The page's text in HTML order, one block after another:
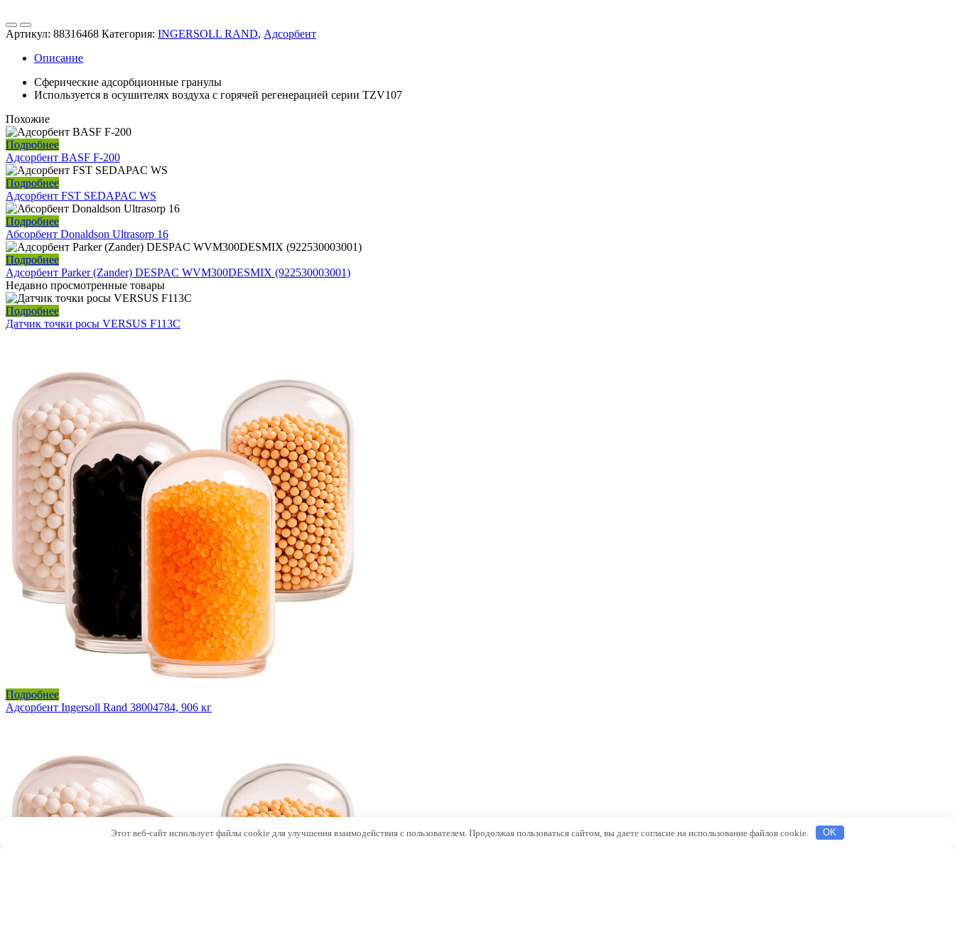
Артикул: 88316468 Категория: INGERSOLL RAND, Адсорбент
Описание
Сферические адсорбционные гранулы
Используется в осушителях воздуха с горячей регенерацией серии TZV107
Похожие
Подробнее
Адсорбент BASF F-200
Подробнее
Адсорбент FST SEDAPAC WS
Подробнее
Абсорбент Donaldson Ultrasorp 16
Подробнее
Адсорбент Parker (Zander) DESPAC WVM300DESMIX (922530003001)
Недавно просмотренные товары
Подробнее
Датчик точки росы VERSUS F113C
Подробнее
Адсорбент Ingersoll Rand 38004784, 906 кг
Этот веб-сайт использует файлы cookie для улучшения взаимодействия с пользователем. Продолжая пользоваться сайтом, вы даете согласие на использование файлов cookie. OK